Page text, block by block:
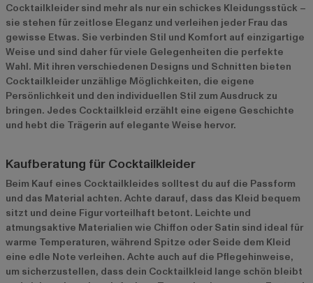
Cocktailkleider sind mehr als nur ein schickes Kleidungsstück –
sie stehen für zeitlose Eleganz und verleihen jeder Frau das
gewisse Etwas. Sie verbinden Stil und Komfort auf einzigartige
Weise und sind daher für viele Gelegenheiten die perfekte
Wahl. Mit ihren verschiedenen Designs und Schnitten bieten
Cocktailkleider unzählige Möglichkeiten, die eigene
Persönlichkeit und den individuellen Stil zum Ausdruck zu
bringen. Jedes Cocktailkleid erzählt eine eigene Geschichte
und hebt die Trägerin auf elegante Weise hervor.
Kaufberatung für Cocktailkleider
Beim Kauf eines Cocktailkleides solltest du auf die Passform
und das Material achten. Achte darauf, dass das Kleid bequem
sitzt und deine Figur vorteilhaft betont. Leichte und
atmungsaktive Materialien wie Chiffon oder Satin sind ideal für
warme Temperaturen, während Spitze oder Seide dem Kleid
eine edle Note verleihen. Achte auch auf die Pflegehinweise,
um sicherzustellen, dass dein Cocktailkleid lange schön bleibt